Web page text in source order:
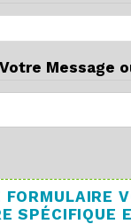
Votre Message
SPÉCIFIQUE